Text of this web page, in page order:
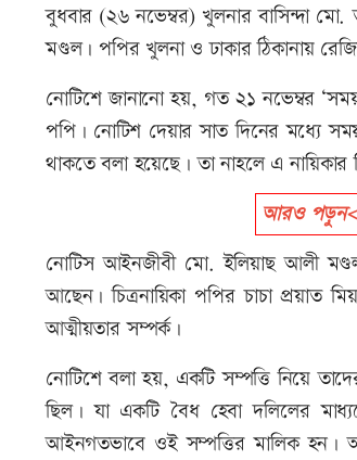
বুধবার (২৬ নভেম্বর) খুলনার বাসিন্দা
মণ্ডল। পপির খুলনা ও ঢাকার ঠিকানায়
নোটিশে জানানো হয়, গত ২১ নভেম্বর
পপি। নোটিশ দেয়ার সাত দিনের মধ্যে
থাকতে বলা হয়েছে। তা নাহলে এ
আরও
নোটিস আইনজীবী মো. ইলিয়াছ আলী
আছেন। চিত্রনায়িকা পপির চাচা প্রয়াত
আত্মীয়তার সম্পর্ক।
নোটিশে বলা হয়, একটি সম্পত্তি নিয়ে
ছিল। যা একটি বৈধ হেবা দলিলের
আইনগতভাবে ওই সম্পত্তির মালিক হন।